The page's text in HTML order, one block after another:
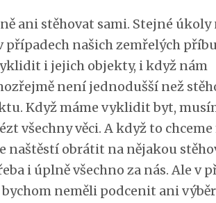
ani stěhovat sami. Stejné úkoly
našich zemřelých
i jejich objekty, i když nám
není jednodušší než
Když máme vyklidit byt,
všechny věci. A když to
naštěstí obrátit na nějakou
i úplně všechno za nás. Ale v
neměli podcenit ani výběr